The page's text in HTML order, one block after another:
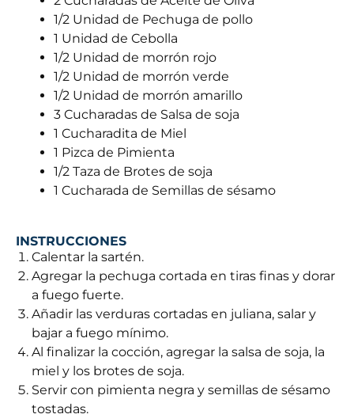
1/2 Unidad de Pechuga de pollo
1 Unidad de Cebolla
1/2 Unidad de morrón rojo
1/2 Unidad de morrón verde
1/2 Unidad de morrón amarillo
3 Cucharadas de Salsa de soja
1 Cucharadita de Miel
1 Pizca de Pimienta
1/2 Taza de Brotes de soja
1 Cucharada de Semillas de sésamo
INSTRUCCIONES
Calentar la sartén.
Agregar la pechuga cortada en tiras finas y dorar
a fuego fuerte.
Añadir las verduras cortadas en juliana, salar y
bajar a fuego mínimo.
Al finalizar la cocción, agregar la salsa de soja, la
miel y los brotes de soja.
Servir con pimienta negra y semillas de sésamo
tostadas.